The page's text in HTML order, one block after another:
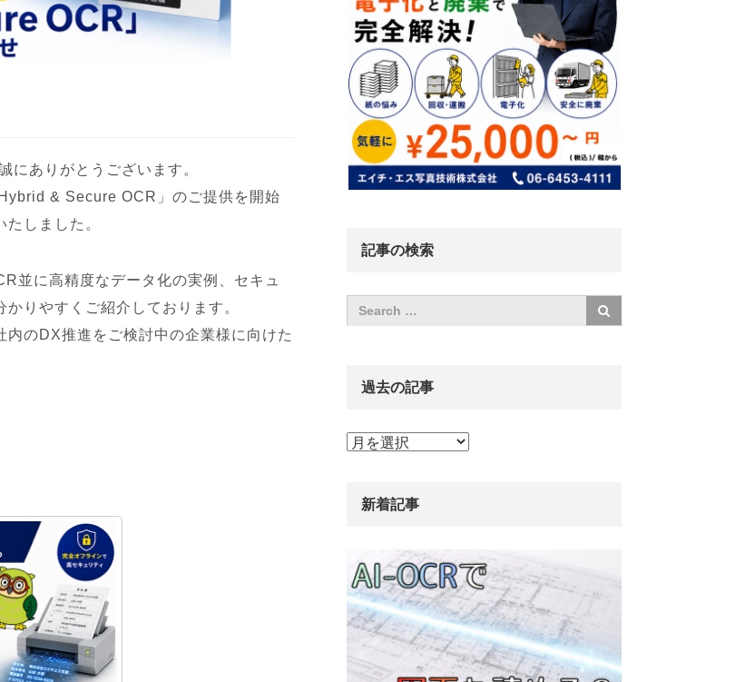
にありがとうございます。
& Secure OCR」のご提供を開始
しました。
並に高精度なデータ化の実例、セキュ
りやすくご紹介しております。
のDX推進をご検討中の企業様に向けた
記事の検索
過去の記事
過
新着記事